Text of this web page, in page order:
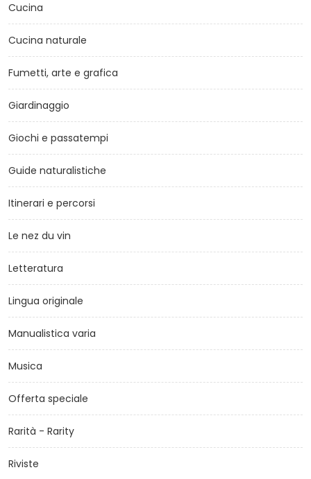
Cucina
Cucina naturale
Fumetti, arte e grafica
Giardinaggio
Giochi e passatempi
Guide naturalistiche
Itinerari e percorsi
Le nez du vin
Letteratura
Lingua originale
Manualistica varia
Musica
Offerta speciale
Rarità - Rarity
Riviste